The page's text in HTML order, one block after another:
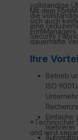
vollständige
die
eine
Security
Mit dem
sich auch
dauerhafte
Ihre
Betrieb
ISO 9001
Einfache
mehrerer
*Technischer
und wird